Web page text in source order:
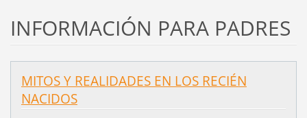
INFORMACIÓN PARA PADRES
MITOS Y REALIDADES EN LOS RECIÉN
NACIDOS